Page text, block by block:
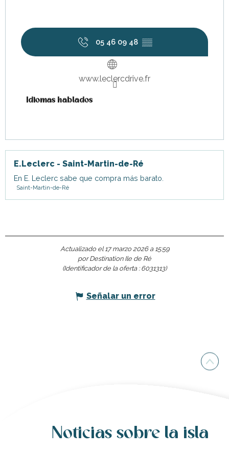
05 46 09 48 ▒▒
www.leclercdrive.fr
Idiomas hablados
Idiomas hablados
E.Leclerc - Saint-Martin-de-Ré
En E. Leclerc sabe que compra más barato.
Saint-Martin-de-Ré
Actualizado el 17 marzo 2026 a 15:59
por Destination Ile de Ré
(Identificador de la oferta : 6031313)
Señalar un error
Noticias sobre la isla